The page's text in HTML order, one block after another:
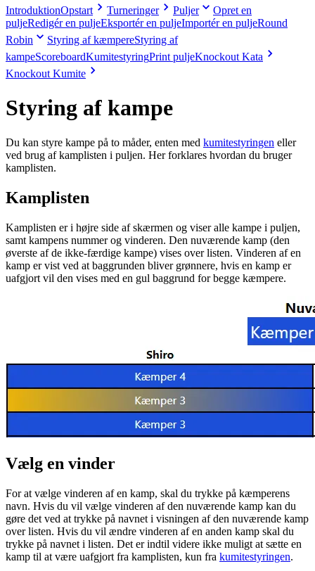
IntroduktionOpstart Turneringer Puljer
Opret en
puljeRedigér en puljeEksportér en puljeImportér en puljeRound
Robin
Styring af kæmpereStyring af
kampeScoreboardKumitestyringPrint puljeKnockout Kata
Knockout Kumite
Styring af kampe
Du kan styre kampe på to måder, enten med kumitestyringen eller
ved brug af kamplisten i puljen. Her forklares hvordan du bruger
kamplisten.
Kamplisten
Kamplisten er i højre side af skærmen og viser alle kampe i puljen,
samt kampens nummer og vinderen. Den nuværende kamp (den
øverste af de ikke-færdige kampe) vises over listen. Vinderen af en
kamp er vist ved at baggrunden bliver grønnere, hvis en kamp er
uafgjort vil den vises med en gul baggrund for begge kæmpere.
Vælg en vinder
For at vælge vinderen af en kamp, skal du trykke på kæmperens
navn. Hvis du vil vælge vinderen af den nuværende kamp kan du
gøre det ved at trykke på navnet i visningen af den nuværende kamp
over listen. Hvis du vil ændre vinderen af en anden kamp skal du
trykke på navnet i listen. Det er indtil videre ikke muligt at sætte en
kamp til at være uafgjort fra kamplisten, kun fra kumitestyringen.